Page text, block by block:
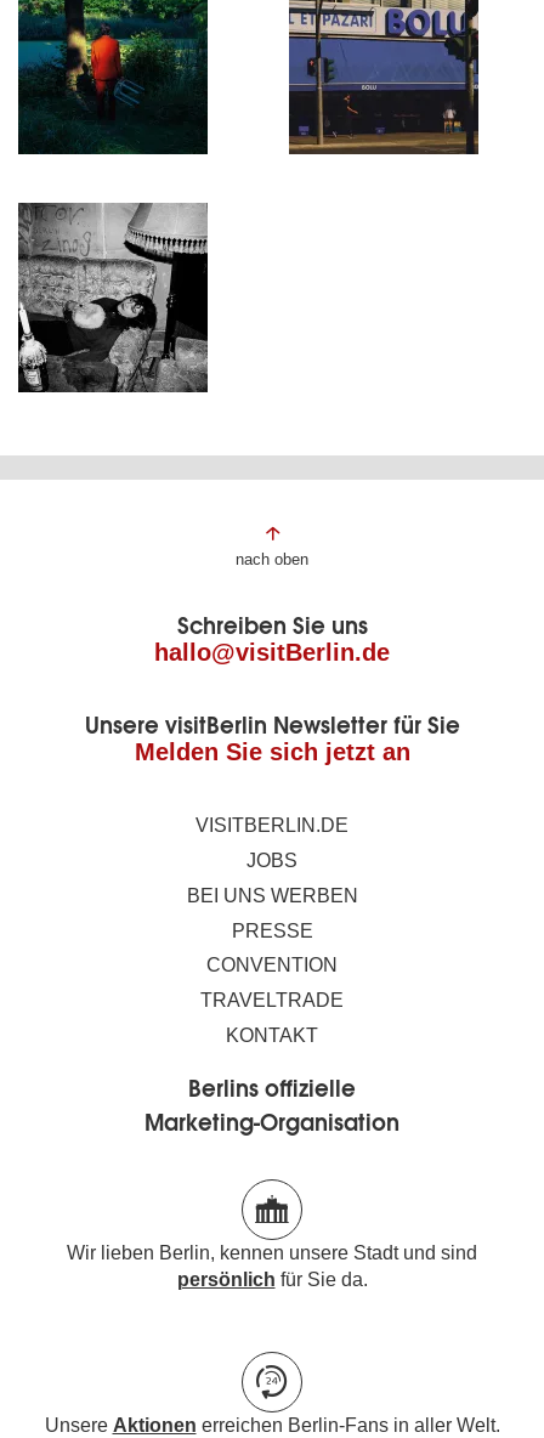
Fußbereich
Seite
nach oben
Schreiben Sie uns
hallo@visitBerlin.de
Unsere visitBerlin Newsletter für Sie
Melden Sie sich jetzt an
VISITBERLIN.DE
JOBS
BEI UNS WERBEN
PRESSE
CONVENTION
TRAVELTRADE
KONTAKT
Berlins offizielle
Marketing-Organisation
Wir lieben Berlin, kennen unsere Stadt und sind
persönlich für Sie da.
Unsere Aktionen erreichen Berlin-Fans in aller Welt.